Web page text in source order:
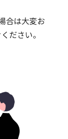
合は大変お
ださい。